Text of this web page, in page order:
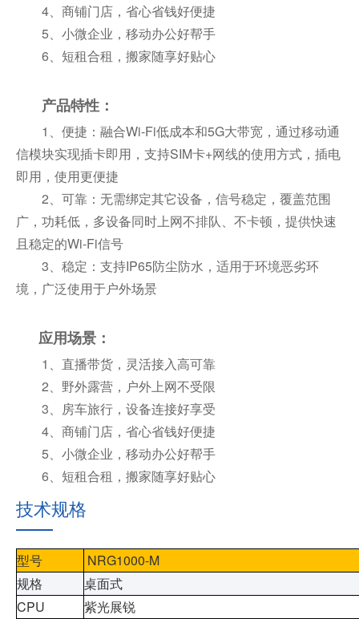
4、 商铺门店，省心省钱好便捷
5、 小微企业，移动办公好帮手
6、 短租合租，搬家随享好贴心
产品特性：
1、便捷：融合Wi-Fi低成本和5G大带宽，通过移动通
信模块实现插卡即用，支持SIM卡+网线的使用方式，插电
即用，使用更便捷
2、可靠：无需绑定其它设备，信号稳定，覆盖范围
广，功耗低，多设备同时上网不排队、不卡顿，提供快速
且稳定的Wi-Fi信号
3、稳定：支持IP65防尘防水，适用于环境恶劣环
境，广泛使用于户外场景
应用场景：
1、 直播带货，灵活接入高可靠
2、野外露营，户外上网不受限
3、 房车旅行，设备连接好享受
4、 商铺门店，省心省钱好便捷
5、 小微企业，移动办公好帮手
6、 短租合租，搬家随享好贴心
技术规格
型号
NRG1000-M
规格
桌面式
CPU
紫光展锐